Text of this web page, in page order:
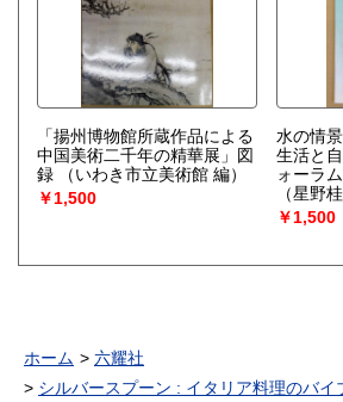
「揚州博物館所蔵作品による
中国美術二千年の精華展」図
録
（いわき市立美術館 編）
￥1,500
水の情
生活と
ォーラ
（星野
￥1,500
ホーム
六耀社
シルバースプーン : イタリア料理のバイ